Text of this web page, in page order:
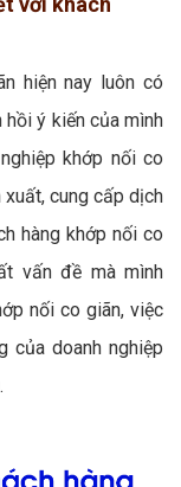
hiện nay luôn có
ý kiến của mình
khớp nối co
cung cấp dịch
hàng khớp nối co
vấn đề mà mình
nối co giãn, việc
của doanh nghiệp